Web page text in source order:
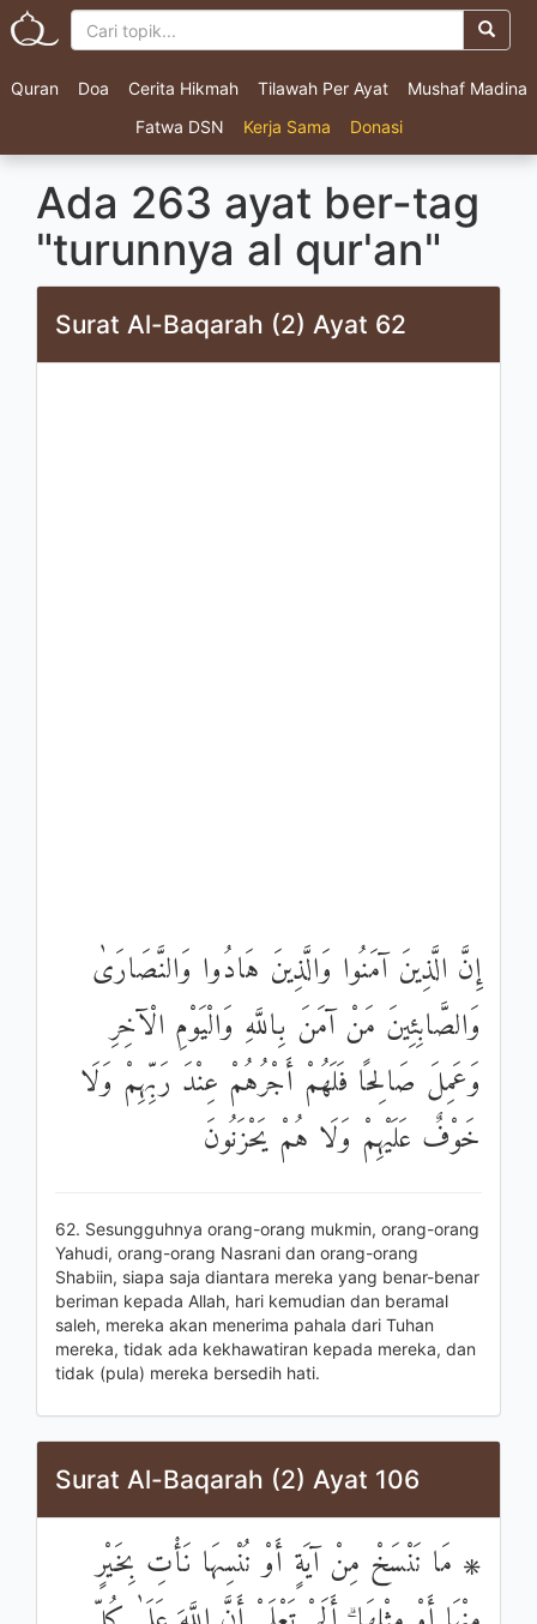
Quran Doa Cerita Hikmah Tilawah Per Ayat
Mushaf Madina
Fatwa DSN
Kerja Sama Donasi
Ada 263 ayat ber-tag
"turunnya al qur'an"
Surat Al-Baqarah (2) Ayat 62
إِنَّ الَّذِينَ آمَنُوا وَالَّذِينَ هَادُوا وَالنَّصَارَىٰ
وَالصَّابِئِينَ مَنْ آمَنَ بِاللَّهِ وَالْيَوْمِ الْآخِرِ
وَعَمِلَ صَالِحًا فَلَهُمْ أَجْرُهُمْ عِنْدَ رَبِّهِمْ وَلَا
خَوْفٌ عَلَيْهِمْ وَلَا هُمْ يَحْزَنُونَ
62. Sesungguhnya orang-orang mukmin, orang-orang
Yahudi, orang-orang Nasrani dan orang-orang
Shabiin, siapa saja diantara mereka yang benar-benar
beriman kepada Allah, hari kemudian dan beramal
saleh, mereka akan menerima pahala dari Tuhan
mereka, tidak ada kekhawatiran kepada mereka, dan
tidak (pula) mereka bersedih hati.
Surat Al-Baqarah (2) Ayat 106
۞ مَا نَنْسَخْ مِنْ آيَةٍ أَوْ نُنْسِهَا نَأْتِ بِخَيْرٍ